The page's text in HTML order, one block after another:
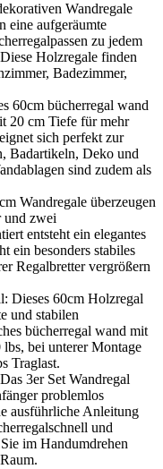
Wandregale
eine aufgeräumte
zu jedem
Holzregale finden
Badezimmer,
60cm bücherregal wand
20 cm Tiefe für mehr
sich perfekt zur
Badartikeln, Deko und
sind zudem als
Wandregale überzeugen
und zwei
entsteht ein elegantes
ein besonders stabiles
Regalbretter vergrößern
Dieses 60cm Holzregal
und stabilen
bücherregal wand mit
bei unterer Montage
Traglast.
3er Set Wandregal
problemlos
ausführliche Anleitung
und
im Handumdrehen